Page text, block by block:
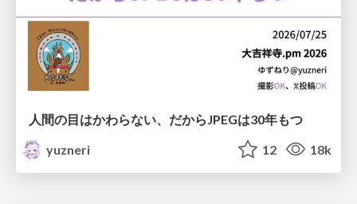
人間の目はかわらない、だからJPEGは30年もつ
yuzneri
12 18k